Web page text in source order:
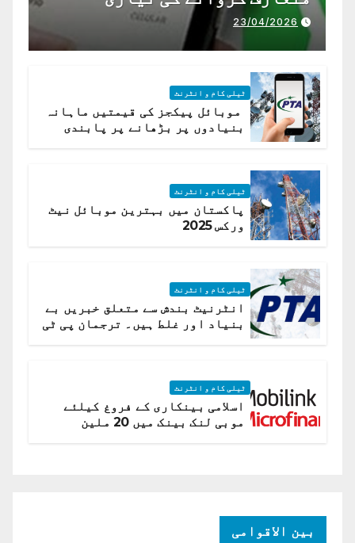
23/04/2026
ٹیلی کام و انٹرنٹ
موبائل پیکجز کی قیمتیں ماہانہ
بنیادوں پر بڑھانے پر پابندی
ٹیلی کام و انٹرنٹ
پاکستان میں بہترین موبائل نیٹ
ورکس 2025
ٹیلی کام و انٹرنٹ
انٹرنیٹ بندش سے متعلق خبریں بے
بنیاد اور غلط ہیں۔ ترجمان پی ٹی
ٹیلی کام و انٹرنٹ
اسلامی بینکاری کے فروغ کیلئے
موبی لنک بینک میں 20 ملین
بین الاقوامی